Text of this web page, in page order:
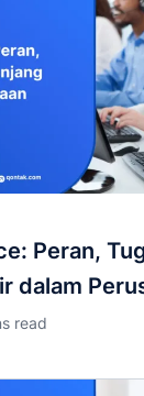
Peran,
dalam
read